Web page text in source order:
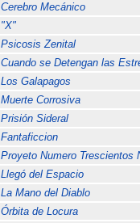
Cerebro Mecánico
"X"
Psicosis Zenital
Cuando se Detengan las
Los Galapagos
Muerte Corrosiva
Prisión Sideral
Fantaficcion
Proyeto Numero Trescientos
Llegó del Espacio
La Mano del Diablo
Órbita de Locura